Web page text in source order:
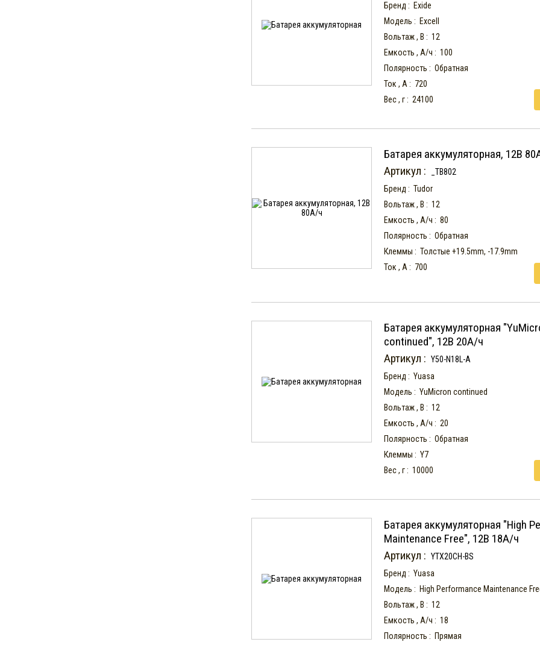
Бренд : Exide
Модель : Excell
Вольтаж , В : 12
Емкость , А/ч : 100
Полярность : Обратная
Ток , А : 720
Вес , г : 24100
Батарея аккумуляторная, 12В
Артикул :
_TB802
Бренд : Tudor
Вольтаж , В : 12
Емкость , А/ч : 80
Полярность : Обратная
Клеммы : Толстые +19.5mm, -17.9mm
Ток , А : 700
Батарея аккумуляторная
continued", 12В 20А/ч
Артикул : Y50-N18L-A
Бренд : Yuasa
Модель : YuMicron continued
Вольтаж , В : 12
Емкость , А/ч : 20
Полярность : Обратная
Клеммы : Y7
Вес , г : 10000
Батарея аккумуляторная "High
Maintenance Free", 12В 18А/ч
Артикул : YTX20CH-BS
Бренд : Yuasa
Модель : High Performance Maintenance
Вольтаж , В : 12
Емкость , А/ч : 18
Полярность : Прямая